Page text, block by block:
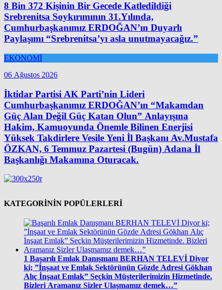
8 Bin 372 Kişinin Bir Gecede Katledildiği
Srebrenitsa Soykırımının 31.Yılında,
Cumhurbaşkanımız ERDOĞAN’ın Duyarlı
Paylaşımı “Srebrenitsa’yı asla unutmayacağız.”
EKONOMİ
06 Ağustos 2026
İktidar Partisi AK Parti’nin Lideri
Cumhurbaşkanımız ERDOĞAN’ın “Makamdan
Güç Alan Değil Güç Katan Olun” Anlayışına
Hakim, Kamuoyunda Önemle Bilinen Enerjisi
Yüksek Takdirlere Vesile Yeni İl Başkanı Av.Mustafa
ÖZKAN, 6 Temmuz Pazartesi (Bugün) Adana İl
Başkanlığı Makamına Oturacak.
KATEGORİNİN POPÜLERLERİ
1 Başarılı Emlak Danışmanı BERHAN TELEVİ Diyor
ki; ”İnşaat ve Emlak Sektörünün Gözde Adresi Gökhan
Alıç İnşaat Emlak” Seçkin Müşterilerimizin Hizmetinde.
Bizleri Aramanız Sizler Ulaşmamız demek…”